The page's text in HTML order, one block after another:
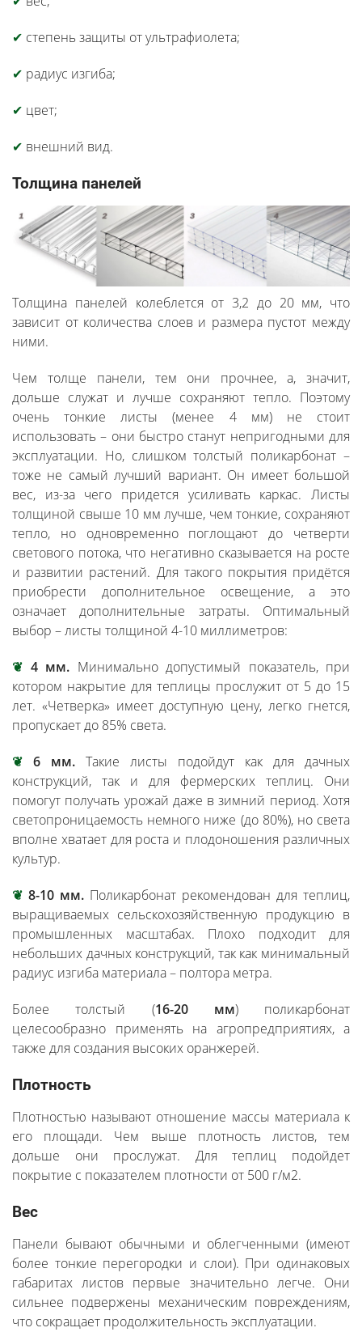
✔ степень защиты от ультрафиолета;
✔ радиус изгиба;
✔ цвет;
✔ внешний вид.
Толщина панелей
Толщина панелей колеблется от 3,2 до 20 мм, что
зависит от количества слоев и размера пустот между
ними.
Чем толще панели, тем они прочнее, а, значит,
дольше служат и лучше сохраняют тепло. Поэтому
очень тонкие листы (менее 4 мм) не стоит
использовать – они быстро станут непригодными для
эксплуатации. Но, слишком толстый поликарбонат –
тоже не самый лучший вариант. Он имеет большой
вес, из-за чего придется усиливать каркас. Листы
толщиной свыше 10 мм лучше, чем тонкие, сохраняют
тепло, но одновременно поглощают до четверти
светового потока, что негативно сказывается на росте
и развитии растений. Для такого покрытия придётся
приобрести дополнительное освещение, а это
означает дополнительные затраты. Оптимальный
выбор – листы толщиной 4-10 миллиметров:
❦ 4 мм. Минимально допустимый показатель, при
котором накрытие для теплицы прослужит от 5 до 15
лет. «Четверка» имеет доступную цену, легко гнется,
пропускает до 85% света.
❦ 6 мм. Такие листы подойдут как для дачных
конструкций, так и для фермерских теплиц. Они
помогут получать урожай даже в зимний период. Хотя
светопроницаемость немного ниже (до 80%), но света
вполне хватает для роста и плодоношения различных
культур.
❦ 8-10 мм. Поликарбонат рекомендован для теплиц,
выращиваемых сельскохозяйственную продукцию в
промышленных масштабах. Плохо подходит для
небольших дачных конструкций, так как минимальный
радиус изгиба материала – полтора метра.
Более толстый (16-20 мм) поликарбонат
целесообразно применять на агропредприятиях, а
также для создания высоких оранжерей.
Плотность
Плотностью называют отношение массы материала к
его площади. Чем выше плотность листов, тем
дольше они прослужат. Для теплиц подойдет
покрытие с показателем плотности от 500 г/м2.
Вес
Панели бывают обычными и облегченными (имеют
более тонкие перегородки и слои). При одинаковых
габаритах листов первые значительно легче. Они
сильнее подвержены механическим повреждениям,
что сокращает продолжительность эксплуатации.